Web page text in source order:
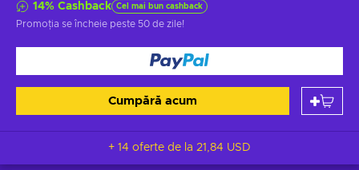
14% Cashback Cel mai bun cashback
Promoția se încheie peste 50 de zile!
Cumpără acum
+ 14 oferte de la 21,84 USD